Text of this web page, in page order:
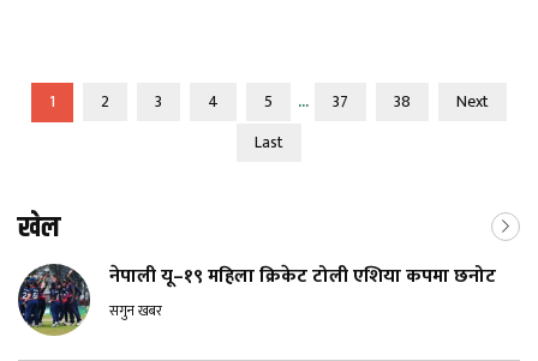
1 2 3 4 5 ... 37 38
Next
Last
खेल
नेपाली यू–१९ महिला क्रिकेट टोली एशिया कपमा छनोट
सगुन खबर